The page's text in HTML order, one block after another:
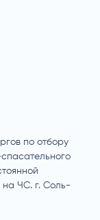
по отбору
на ЧС. г. Соль-